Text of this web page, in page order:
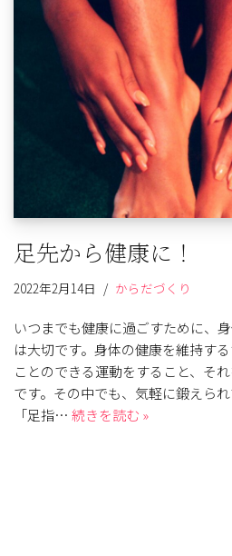
足先から健康に！
2022年2月14日 からだづくり
いつまでも健康に過ごすために、
は大切です。身体の健康を維持す
ことのできる運動をすること、そ
です。その中でも、気軽に鍛えられ
「足指… 続きを読む »